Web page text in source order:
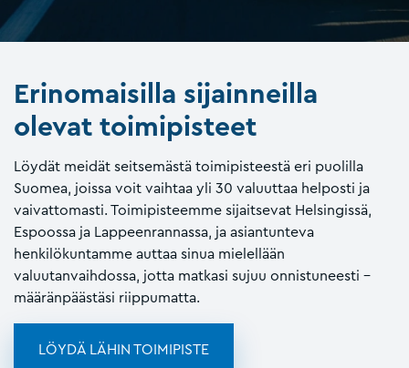
Erinomaisilla sijainneilla
olevat toimipisteet
Löydät meidät seitsemästä toimipisteestä eri puolilla
Suomea, joissa voit vaihtaa yli 30 valuuttaa helposti ja
vaivattomasti. Toimipisteemme sijaitsevat Helsingissä,
Espoossa ja Lappeenrannassa, ja asiantunteva
henkilökuntamme auttaa sinua mielellään
valuutanvaihdossa, jotta matkasi sujuu onnistuneesti –
määränpäästäsi riippumatta.
LÖYDÄ LÄHIN TOIMIPISTE